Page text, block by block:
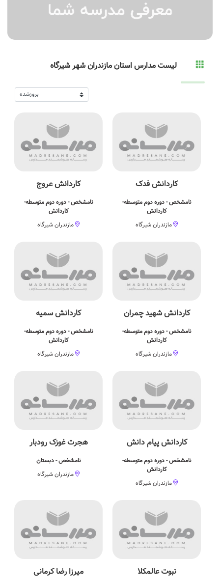
لیست مدارس استان مازندران شهر شیرگاه
کاردانش فدک
نامشخص - دوره دوم متوسطه-
کاردانش
مازندران شیرگاه
کاردانش عروج
نامشخص - دوره دوم متوسطه-
کاردانش
مازندران شیرگاه
کاردانش شهید چمران
نامشخص - دوره دوم متوسطه-
کاردانش
مازندران شیرگاه
کاردانش سمیه
نامشخص - دوره دوم متوسطه-
کاردانش
مازندران شیرگاه
کاردانش پیام دانش
نامشخص - دوره دوم متوسطه-
کاردانش
مازندران شیرگاه
هجرت غوزک رودبار
نامشخص - دبستان
مازندران شیرگاه
نبوت عالمکلا میرزا رضا کرمانی